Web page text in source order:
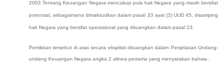
2003 Tentang Keuangan Negara mencakup pula hak Negara yang masih bersifat
potensial, sebagaimana dimaksudkan dalam pasal 33 ayat (3) UUD 45, disamping
hak Negara yang bersifat operasional yang dituangkan dalam pasal 23.
Pemikiran tersebut di atas secara eksplisit dituangkan dalam Penjelasan Undang-
undang Keuangan Negara angka 2 alinea pertama yang menyatakan bahwa :